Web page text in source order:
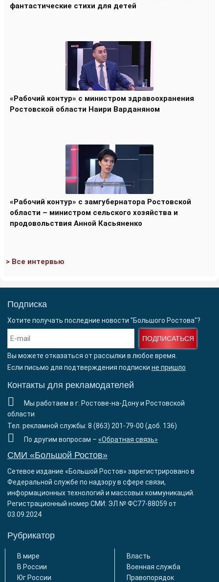
фантастические стихи для детей
«Рабочий контур» с министром здравоохранения
Ростовской области Наири Варданяном
«Рабочий контур» с замгубернатора Ростовской
области – министром сельского хозяйства и
продовольствия Анной Касьяненко
> Все интервью
Подписка
Хотите получать последние новости "Большого Ростова"?
ПОДПИСАТЬСЯ
Вы можете отказаться от рассылки в любое время.
Если письмо для подтверждения подписки не пришло
Контакты для рекламодателей
Мы работаем в г. Ростове-на-Дону и Ростовской
области
Тел. рекламной службы: 8 (863) 201-79-00 (доб. 136)
По другим вопросам – «Обратная связь»
СМИ «Большой Ростов»
Сетевое издание «Большой Ростов» зарегистрировано в
Федеральной службе по надзору в сфере связи,
информационных технологий и массовых коммуникаций.
Регистрационный номер СМИ: ЭЛ № ФС77-88059 от
03.09.2024
Рубрикатор
В мире
В России
Юг России
Власть
Военная служба
Правопорядок